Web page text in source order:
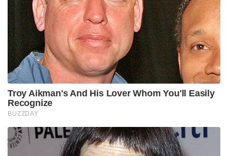
Troy Aikman's And His Lover Whom You'll Easily
Recognize
BUZZDAY